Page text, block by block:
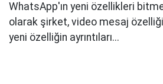
WhatsApp'ın yeni özellikleri
olarak şirket, video mesaj
yeni özelliğin ayrıntıları...